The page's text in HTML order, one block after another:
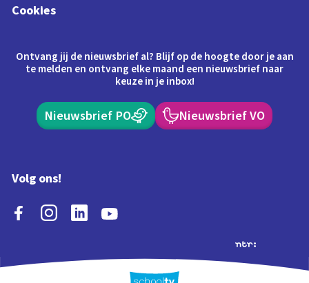
Cookies
Ontvang jij de nieuwsbrief al? Blijf op de hoogte door je aan
te melden en ontvang elke maand een nieuwsbrief naar
keuze in je inbox!
Nieuwsbrief PO Nieuwsbrief VO
Volg ons!